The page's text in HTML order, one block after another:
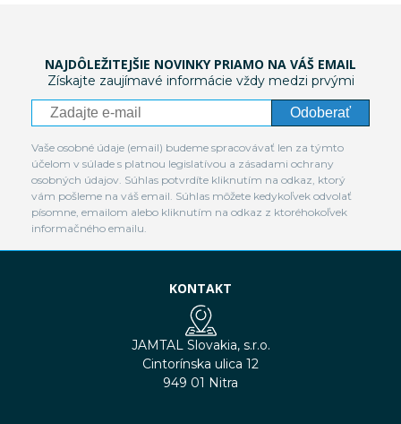
NAJDÔLEŽITEJŠIE NOVINKY PRIAMO NA VÁŠ EMAIL
Získajte zaujímavé informácie vždy medzi prvými
Odoberať
Vaše osobné údaje (email) budeme spracovávať len za týmto
účelom v súlade s platnou legislatívou a zásadami ochrany
osobných údajov. Súhlas potvrdíte kliknutím na odkaz, ktorý
vám pošleme na váš email. Súhlas môžete kedykoľvek odvolať
písomne, emailom alebo kliknutím na odkaz z ktoréhokoľvek
informačného emailu.
KONTAKT
JAMTAL Slovakia, s.r.o.
Cintorínska ulica 12
949 01 Nitra